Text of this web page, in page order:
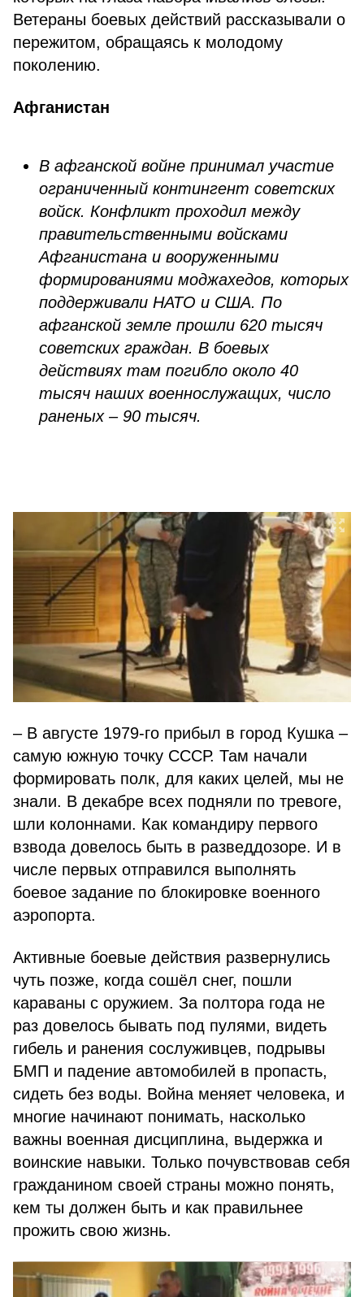
Ветераны боевых действий рассказывали о
пережитом, обращаясь к молодому
поколению.
Афганистан
В афганской войне принимал участие
ограниченный контингент советских
войск. Конфликт проходил между
правительственными войсками
Афганистана и вооруженными
формированиями моджахедов, которых
поддерживали НАТО и США. По
афганской земле прошли 620 тысяч
советских граждан. В боевых
действиях там погибло около 40
тысяч наших военнослужащих, число
раненых – 90 тысяч.
– В августе 1979-го прибыл в город Кушка –
самую южную точку СССР. Там начали
формировать полк, для каких целей, мы не
знали. В декабре всех подняли по тревоге,
шли колоннами. Как командиру первого
взвода довелось быть в разведдозоре. И в
числе первых отправился выполнять
боевое задание по блокировке военного
аэропорта.
Активные боевые действия развернулись
чуть позже, когда сошёл снег, пошли
караваны с оружием. За полтора года не
раз довелось бывать под пулями, видеть
гибель и ранения сослуживцев, подрывы
БМП и падение автомобилей в пропасть,
сидеть без воды. Война меняет человека, и
многие начинают понимать, насколько
важны военная дисциплина, выдержка и
воинские навыки. Только почувствовав себя
гражданином своей страны можно понять,
кем ты должен быть и как правильнее
прожить свою жизнь.